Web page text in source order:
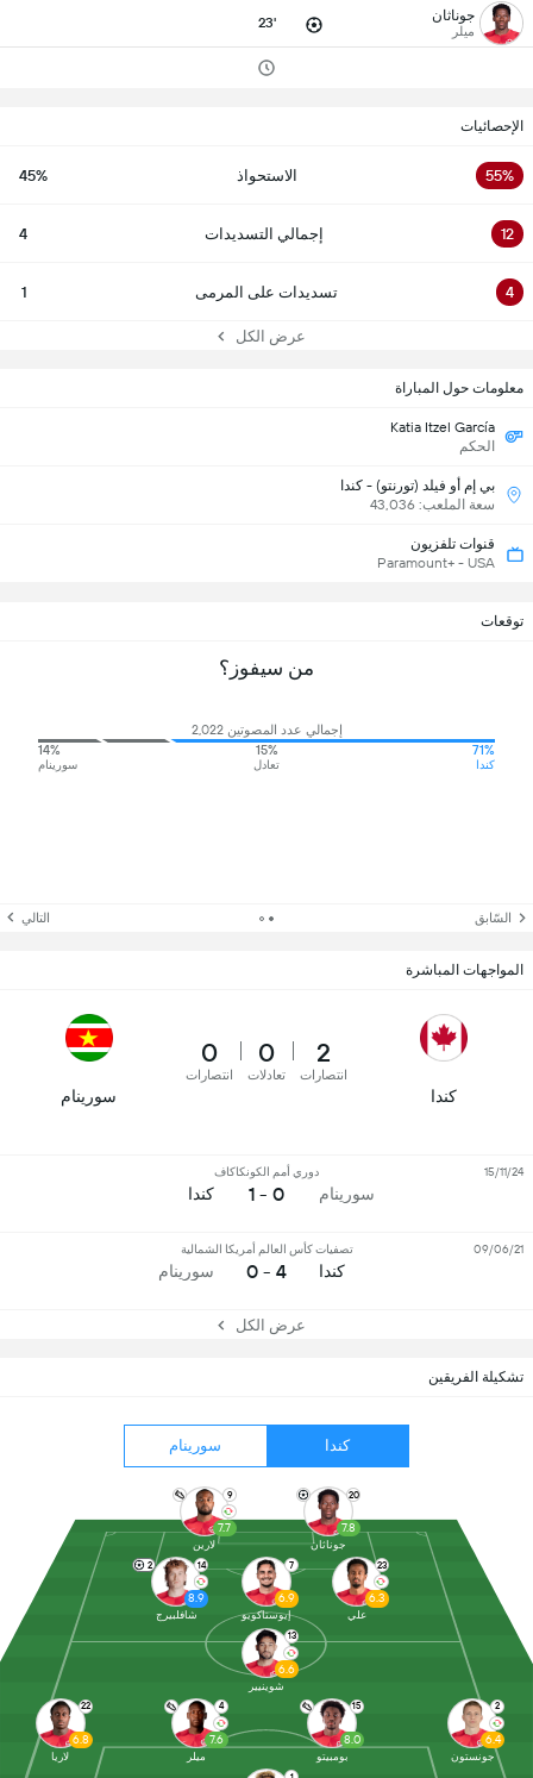
جوناثان
ميلر 23'
الإحصائيات
55% الاستحواذ 45%
12 إجمالي التسديدات 4
4 تسديدات على المرمى 1
عرض الكل
تشكيلة الفريقين
كندا سورينام
22
6.8
لاريا
4
7.6
ميلر
15
8.0
بومبيتو
2
6.4
جونستون
13
6.6
شوينيير
14
2
8.9
شافلبيرج
7
6.9
إيوستاكويو
23
6.3
علي
9
7.7
لارين
20
7.8
جوناثان
معلومات حول المباراة
Katia Itzel García
الحكم
بي إم أو فيلد (تورنتو) - كندا
سعة الملعب: 43,036
قنوات تلفزيون
Paramount+ - USA
توقعات
من سيفوز؟
إجمالي عدد المصوتين 2,022
71%
كندا
15%
تعادل
14%
سورينام
السّابق التالي
المواجهات المباشرة
كندا
2
انتصارات
0
تعادلات
0
انتصارات
سورينام
سورينام
دوري أمم الكونكاكاف
0 - 1 كندا
15/11/24
كندا
تصفيات كأس العالم أمريكا الشمالية
4 - 0 سورينام
09/06/21
عرض الكل